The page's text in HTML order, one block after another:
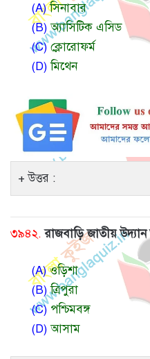
(A)সিনাবার
(B)অ্যাসিটিক এসিড
(C)ক্লোরোফর্ম
(D)মিথেন
উত্তর :
৩৯৪২. রাজবাড়ি জাতীয়
(A)ওড়িশা
(B)ত্রিপুরা
(C) পশ্চিমবঙ্গ
(D)আসাম